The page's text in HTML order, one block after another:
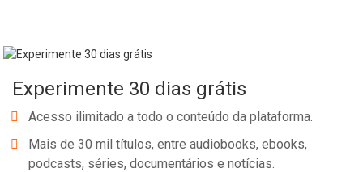
Experimente 30 dias grátis
Acesso ilimitado a todo o conteúdo da plataforma.
Mais de 30 mil títulos, entre audiobooks, ebooks,
podcasts, séries, documentários e notícias.